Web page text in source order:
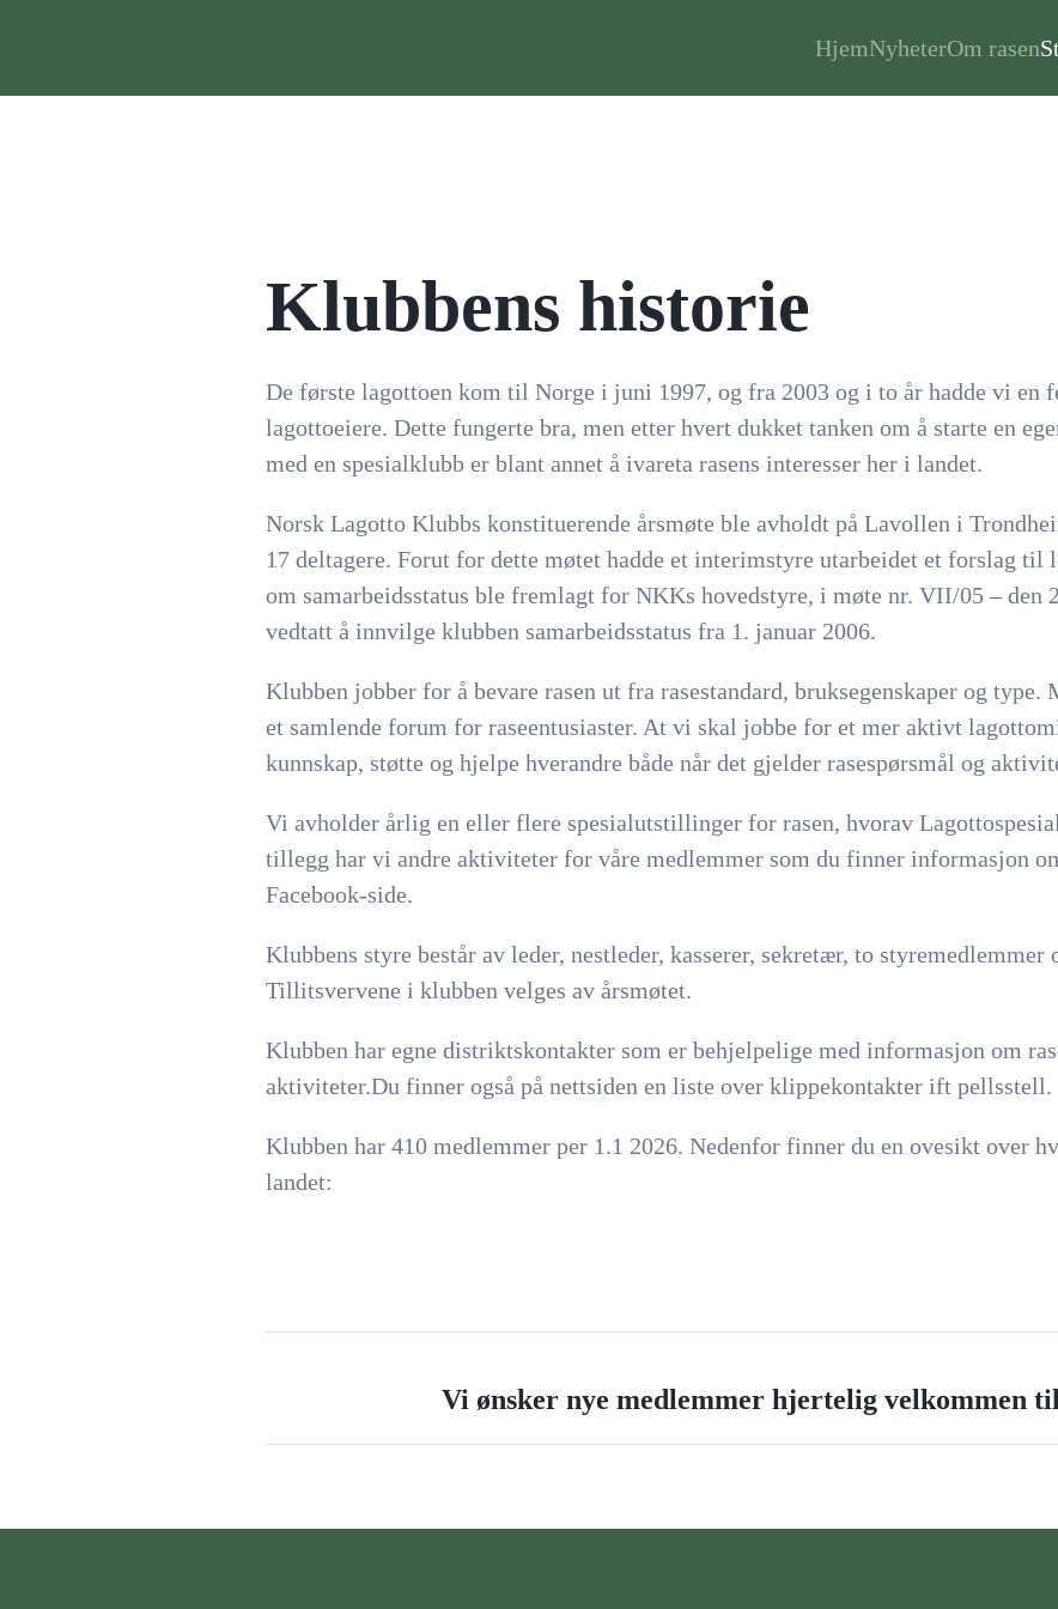
HjemNyheterOm rasen
Klubbens historie
De første lagottoen kom til Norge i juni 1997, og fra 2003 og i to år hadde vi en
lagottoeiere. Dette fungerte bra, men etter hvert dukket tanken om å starte en
med en spesialklubb er blant annet å ivareta rasens interesser her i landet.
Norsk Lagotto Klubbs konstituerende årsmøte ble avholdt på Lavollen i
17 deltagere. Forut for dette møtet hadde et interimstyre utarbeidet et forslag til
om samarbeidsstatus ble fremlagt for NKKs hovedstyre, i møte nr. VII/05 – den
vedtatt å innvilge klubben samarbeidsstatus fra 1. januar 2006.
Klubben jobber for å bevare rasen ut fra rasestandard, bruksegenskaper og
et samlende forum for raseentusiaster. At vi skal jobbe for et mer aktivt
kunnskap, støtte og hjelpe hverandre både når det gjelder rasespørsmål og
Vi avholder årlig en eller flere spesialutstillinger for rasen, hvorav
tillegg har vi andre aktiviteter for våre medlemmer som du finner informasjon
Facebook-side.
Klubbens styre består av leder, nestleder, kasserer, sekretær, to styremedlemmer
Tillitsvervene i klubben velges av årsmøtet.
Klubben har egne distriktskontakter som er behjelpelige med informasjon om
aktiviteter.Du finner også på nettsiden en liste over klippekontakter ift pellsstell.
Klubben har 410 medlemmer per 1.1 2026. Nedenfor finner du en ovesikt over
landet:
Vi ønsker nye medlemmer hjertelig velkommen